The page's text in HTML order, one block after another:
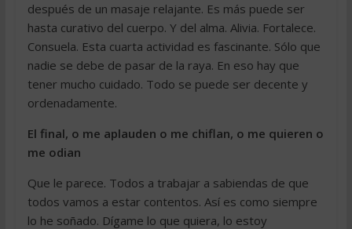
después de un masaje relajante. Es más puede ser
hasta curativo del cuerpo. Y del alma. Alivia. Fortalece.
Consuela. Esta cuarta actividad es fascinante. Sólo que
nadie se debe de pasar de la raya. En eso hay que
tener mucho cuidado. Todo se puede ser decente y
ordenadamente.
El final, o me aplauden o me chiflan, o me quieren o
me odian
Que le parece. Todos a trabajar a sabiendas de que
todos vamos a estar contentos. Así es como siempre
lo he soñado. Dígame lo que quiera, lo estoy